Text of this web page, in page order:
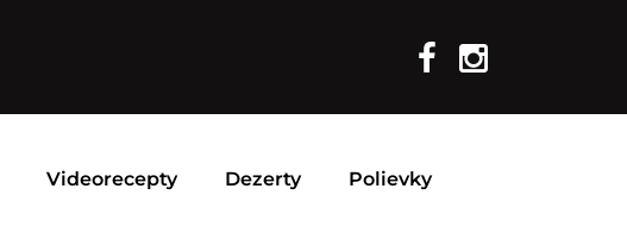
Videorecepty Dezerty Polievky